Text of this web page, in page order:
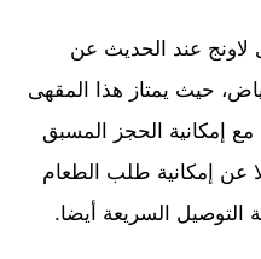
لاونج عند الحديث عن
حيث يمتاز هذا المقهى
إمكانية الحجز المسبق
عن إمكانية طلب الطعام
التوصيل السريعة أيضا.